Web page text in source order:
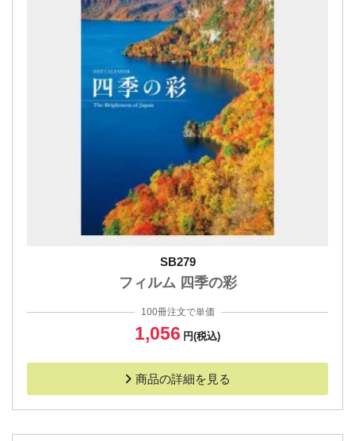
SB279
フィルム 四季の彩
100冊注文で単価
1,056 円(税込)
商品の詳細を見る